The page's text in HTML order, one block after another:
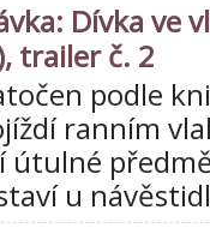
Dívka ve
trailer č. 2
podle
ranním
útulné
u